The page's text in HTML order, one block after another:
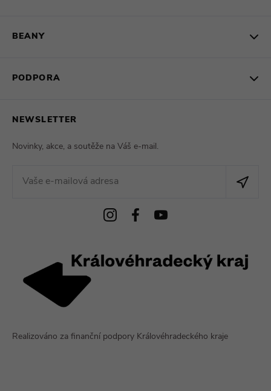
BEANY
PODPORA
NEWSLETTER
Novinky, akce, a soutěže na Váš e-mail.
Realizováno za finanční podpory Královéhradeckého kraje